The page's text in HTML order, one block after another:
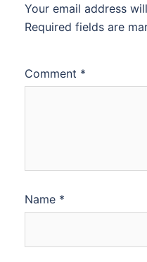
Your email address
Required fields are
Comment *
Name *